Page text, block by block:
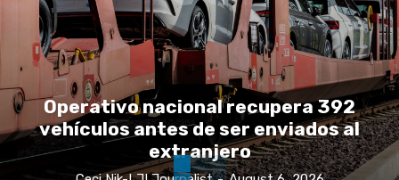
Operativo nacional recupera 392
vehículos antes de ser enviados al
extranjero
Ceci Nik-LJI Journalist - August 6, 2026